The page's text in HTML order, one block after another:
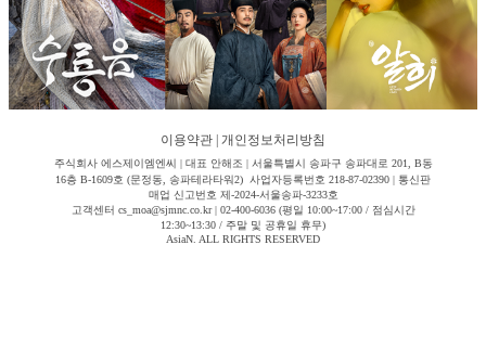
이용약관 개인정보처리방침
주식회사 에스제이엠엔씨 | 대표 안해조 | 서울특별시 송파구 송파대로 201, B동
16층 B-1609호 (문정동, 송파테라타워2) 사업자등록번호 218-87-02390 | 통신판
매업 신고번호 제-2024-서울송파-3233호
고객센터 cs_moa@sjmnc.co.kr | 02-400-6036 (평일 10:00~17:00 / 점심시간
12:30~13:30 / 주말 및 공휴일 휴무)
AsiaN. ALL RIGHTS RESERVED